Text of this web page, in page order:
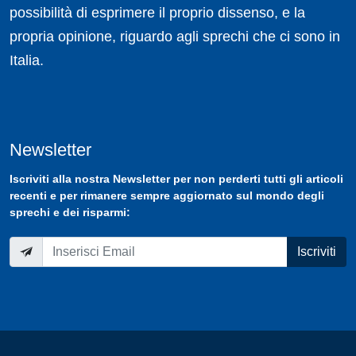
possibilità di esprimere il proprio dissenso, e la
propria opinione, riguardo agli sprechi che ci sono in
Italia.
Newsletter
Iscriviti alla nostra Newsletterper non perderti tutti gli articoli
recenti e per rimanere sempre aggiornato sul mondo degli
sprechi e dei risparmi:
Iscriviti